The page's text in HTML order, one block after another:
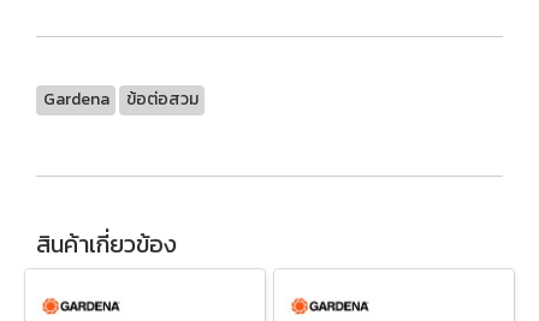
Gardena ข้อต่อสวม
สินค้าเกี่ยวข้อง